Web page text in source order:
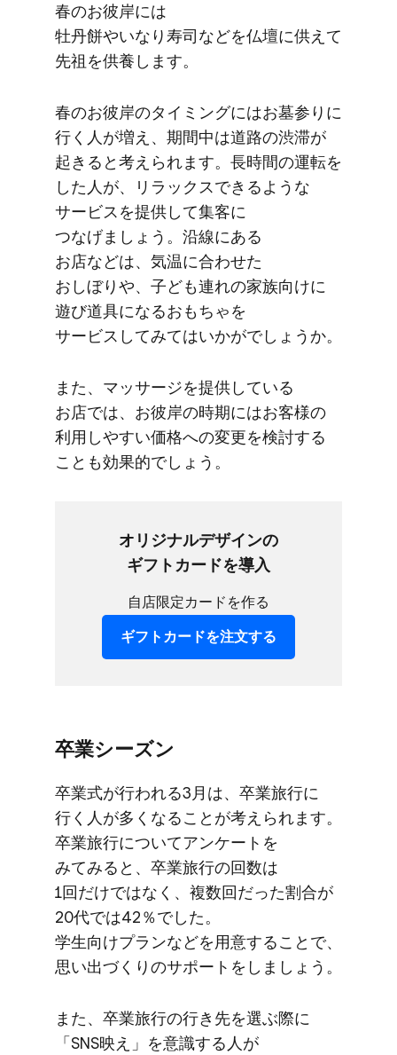
春の​お彼岸には​
牡丹餅やいなり寿司などを​仏壇に​供えて​
先祖を​供養します。
春の​お彼岸の​タイミングには​お墓参りに​
行く​人が​増え、​期間中は​道路の​渋滞が​
起きると​考えられます。​長時間の​運転を​
した​人が、​リラックスできるような​
サービスを​提供して​集客に​
つなげましょう。​沿線に​ある​
お店などは、​気温に​合わせた​
おしぼりや、​子ども​連れの​家族向けに​
遊び道具に​なる​おもちゃを​
サービスしてみては​いかがでしょうか。
また、​マッサージを​提供している​
お店では、​お彼岸の​時期には​お客様の​
利用しやすい​価格への​変更を​検討する​
ことも​効果的でしょう。
オリジナルデザインの​
ギフトカードを​導入
自店限定カードを作る
ギフトカードを​注文する
卒業シーズン
卒業式が​行われる​3月は、​卒業旅行に​
行く​人が​多くなる​ことが​考えられます。​
卒業旅行に​ついて​アンケートを​
みてみると、​卒業旅行の​回数は​
1回だけではなく、​複数回だった​割合が​
20代では​42％でした。​
学生向けプランなどを​用意する​ことで、​
思い出づくりの​サポートを​しましょう。
また、​卒業旅行の​行き先を​選ぶ際に​
「SNS映え」を​意識する​人が​